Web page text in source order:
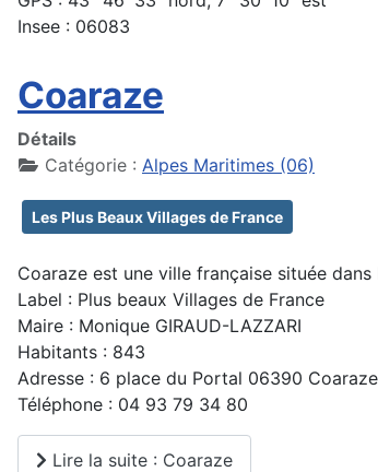
Insee : 06083
Coaraze
Détails
Catégorie : Alpes Maritimes (06)
Les Plus Beaux Villages de France
Coaraze est une ville française située
Label : Plus beaux Villages de France
Maire : Monique GIRAUD-LAZZARI
Habitants : 843
Adresse : 6 place du Portal 06390 Coaraze
Téléphone : 04 93 79 34 80
Lire la suite : Coaraze